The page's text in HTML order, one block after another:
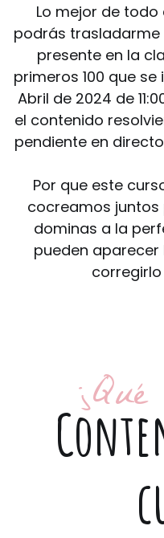
Lo mejor de
podrás
presente en la
primeros 100 que
Abril de 2024 de
el contenido
pendiente en
Por que este
cocreamos juntos
dominas a la
pueden